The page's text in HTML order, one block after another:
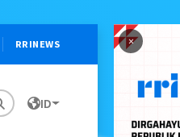
×
RRINEWS
ID